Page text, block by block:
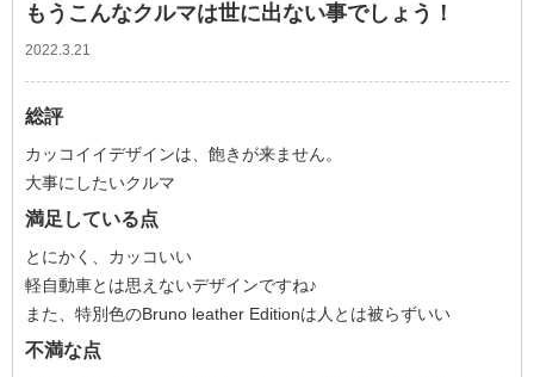
もうこんなクルマは世に出ない事でしょう！
2022.3.21
総評
カッコイイデザインは、飽きが来ません。
大事にしたいクルマ
満足している点
とにかく、カッコいい
軽自動車とは思えないデザインですね♪
また、特別色のBruno leather Editionは人とは被らずいい
不満な点